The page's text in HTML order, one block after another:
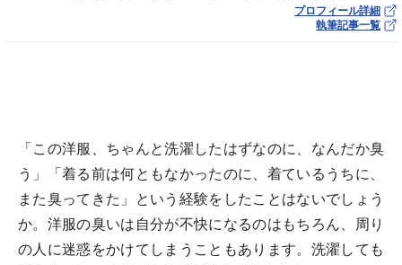
プロフィール詳細
執筆記事一覧
「この洋服、ちゃんと洗濯したはずなのに、なんだか臭
う」「着る前は何ともなかったのに、着ているうちに、
また臭ってきた」という経験をしたことはないでしょう
か。洋服の臭いは自分が不快になるのはもちろん、周り
の人に迷惑をかけてしまうこともあります。洗濯しても